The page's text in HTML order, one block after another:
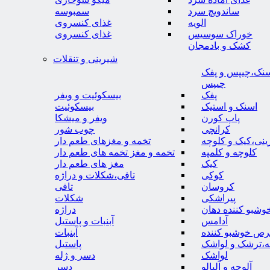
ساندویچ سرد
الویه
خوراک سوسیس
کشک و بادمجان
سمبوسه
غذای کنسروی
غذای کنسروی
شیرینی و تنقلات
و پفک
چیپس
پفک
اسنک و استیک
پاپ کورن
کرانچی
و کلوچه
کلوچه و کلمپه
کیک
کوکی
کروسان
پیراشکی
کننده دهان
آدامس
خوشبو کننده
و لواشک
لواشک
آلوچه و آلبالو
بیسکوئیت و ویفر
بیسکوئیت
ویفر و میشکا
چوب شور
تخمه و مغزهای طعم دار
تخمه و مغز تخمه های طعم دار
مغز های طعم دار
تافی،شکلات و دراژه
تافی
شکلات
دراژه
آبنبات و پاستیل
آبنبات
پاستیل
دسر و ژله
دسر